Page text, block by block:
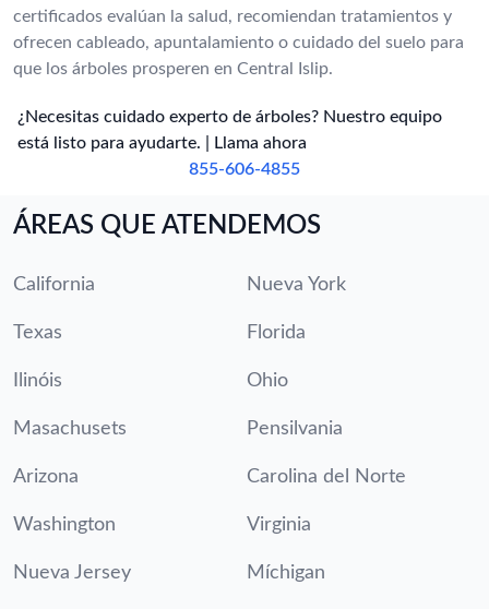
certificados evalúan la salud, recomiendan tratamientos y
ofrecen cableado, apuntalamiento o cuidado del suelo para
que los árboles prosperen en Central Islip.
¿Necesitas cuidado experto de árboles? Nuestro equipo
está listo para ayudarte. | Llama ahora
855-606-4855
ÁREAS QUE ATENDEMOS
California Nueva York
Texas Florida
Ilinóis Ohio
Masachusets Pensilvania
Arizona Carolina del Norte
Washington Virginia
Nueva Jersey Míchigan